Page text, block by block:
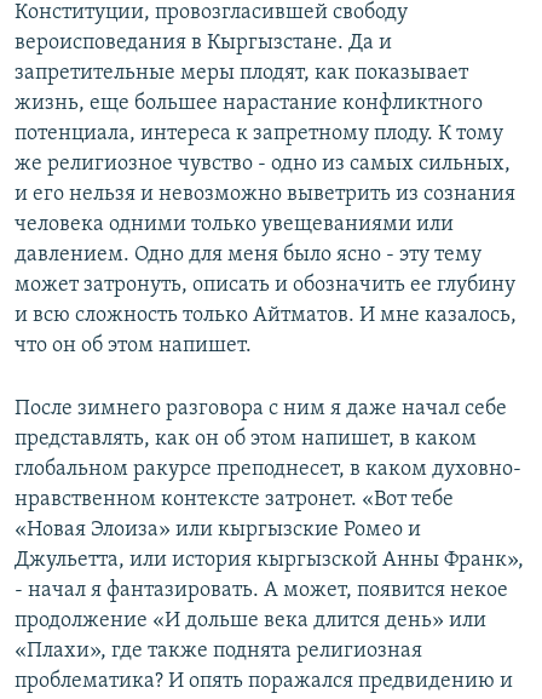
Конституции, провозгласившей свободу
вероисповедания в Кыргызстане. Да и
запретительные меры плодят, как показывает
жизнь, еще большее нарастание конфликтного
потенциала, интереса к запретному плоду. К тому
же религиозное чувство - одно из самых сильных,
и его нельзя и невозможно выветрить из сознания
человека одними только увещеваниями или
давлением. Одно для меня было ясно - эту тему
может затронуть, описать и обозначить ее глубину
и всю сложность только Айтматов. И мне казалось,
что он об этом напишет.
После зимнего разговора с ним я даже начал себе
представлять, как он об этом напишет, в каком
глобальном ракурсе преподнесет, в каком духовно-
нравственном контексте затронет. «Вот тебе
«Новая Элоиза» или кыргызские Ромео и
Джульетта, или история кыргызской Анны Франк»,
- начал я фантазировать. А может, появится некое
продолжение «И дольше века длится день» или
«Плахи», где также поднята религиозная
проблематика? И опять поражался предвидению и